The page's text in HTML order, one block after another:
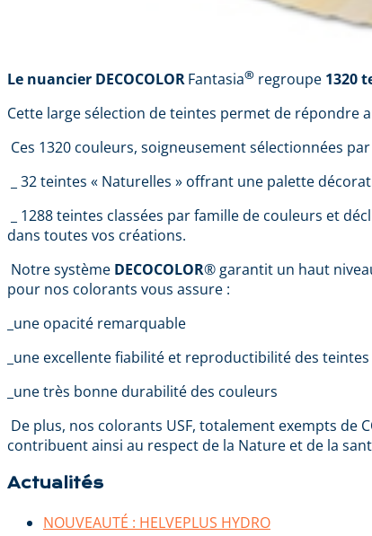
Le nuancier DECOCOLORFantasia® regroupe 1320
Cette large sélection de teintes permet de répondre
Ces 1320 couleurs, soigneusement sélectionnées
_ 32 teintes « Naturelles » offrant une palette
_ 1288 teintes classées par famille de couleurs et
dans toutes vos créations.
Notre système DECOCOLOR® garantit un haut
pour nos colorants vous assure :
_une opacité remarquable
_une excellente fiabilité et reproductibilité des teintes
_une très bonne durabilité des couleurs
De plus, nos colorants USF, totalement exempts de
contribuent ainsi au respect de la Nature et de la
Actualités
NOUVEAUTÉ : HELVEPLUS HYDRO